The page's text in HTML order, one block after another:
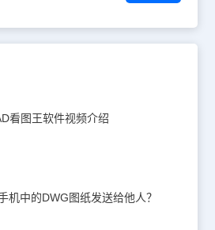
看图王软件视频介绍
机中的DWG图纸发送给他人？